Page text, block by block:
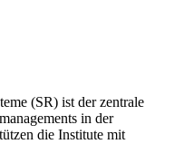
(SR) ist der zentrale
in der
die Institute mit